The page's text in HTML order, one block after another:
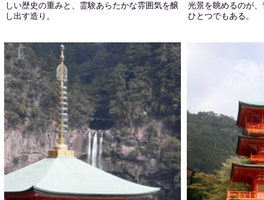
しい歴史の重みと、霊験あらたかな雰囲気を醸
し出す造り。
光景を眺めるのが
ひとつでもある。